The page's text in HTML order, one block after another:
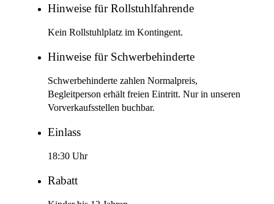
Hinweise für Rollstuhlfahrende
Kein Rollstuhlplatz im Kontingent.
Hinweise für Schwerbehinderte
Schwerbehinderte zahlen Normalpreis,
Begleitperson erhält freien Eintritt. Nur in unseren
Vorverkaufsstellen buchbar.
Einlass
18:30 Uhr
Rabatt